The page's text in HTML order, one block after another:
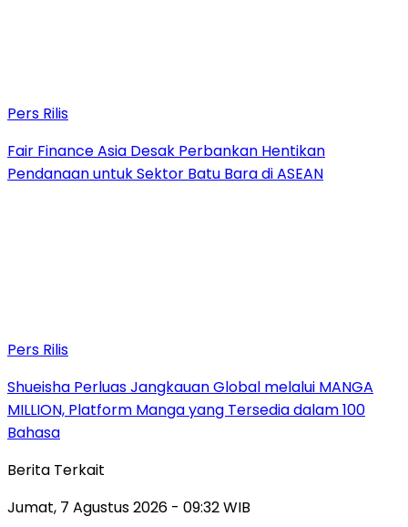
Pers Rilis
Fair Finance Asia Desak Perbankan Hentikan
Pendanaan untuk Sektor Batu Bara di ASEAN
Pers Rilis
Shueisha Perluas Jangkauan Global melalui MANGA
MILLION, Platform Manga yang Tersedia dalam 100
Bahasa
Berita Terkait
Jumat, 7 Agustus 2026 - 09:32 WIB